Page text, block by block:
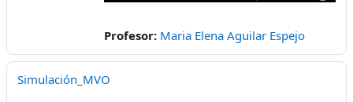
Profesor: Maria Elena Aguilar Espejo
Simulación_MVO